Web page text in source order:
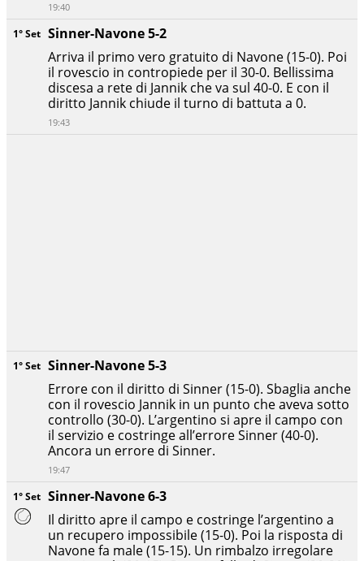
1° Set Sinner-Navone 6-3
Il diritto apre il campo e costringe l’argentino a
un recupero impossibile (15-0). Poi la risposta di
Navone fa male (15-15). Un rimbalzo irregolare
1° Set Sinner-Navone 5-3
Errore con il diritto di Sinner (15-0). Sbaglia anche
con il rovescio Jannik in un punto che aveva sotto
controllo (30-0). L’argentino si apre il campo con
il servizio e costringe all’errore Sinner (40-0).
Ancora un errore di Sinner.
19:47
1° Set Sinner-Navone 5-2
Arriva il primo vero gratuito di Navone (15-0). Poi
il rovescio in contropiede per il 30-0. Bellissima
discesa a rete di Jannik che va sul 40-0. E con il
diritto Jannik chiude il turno di battuta a 0.
19:43
19:40